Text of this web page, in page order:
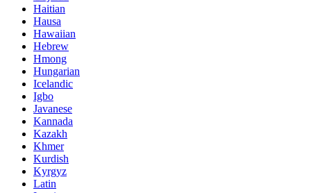
Haitian
Hausa
Hawaiian
Hebrew
Hmong
Hungarian
Icelandic
Igbo
Javanese
Kannada
Kazakh
Khmer
Kurdish
Kyrgyz
Latin